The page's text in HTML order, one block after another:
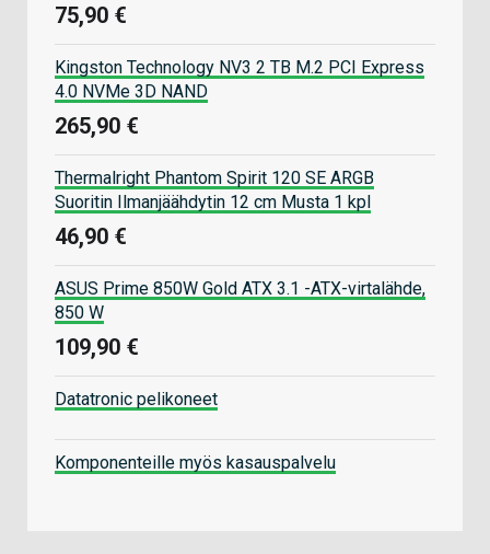
75,90 €
Kingston Technology NV3 2 TB M.2 PCI Express
4.0 NVMe 3D NAND
265,90 €
Thermalright Phantom Spirit 120 SE ARGB
Suoritin Ilmanjäähdytin 12 cm Musta 1 kpl
46,90 €
ASUS Prime 850W Gold ATX 3.1 -ATX-virtalähde,
850 W
109,90 €
Datatronic pelikoneet
Komponenteille myös kasauspalvelu